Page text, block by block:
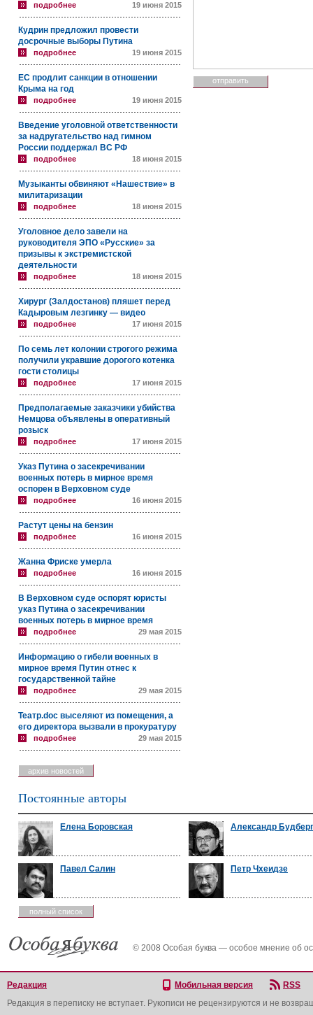
подробнее 19 июня 2015
Кудрин предложил провести
досрочные выборы Путина
подробнее 19 июня 2015
ЕС продлит санкции в отношении
Крыма на год
подробнее 19 июня 2015
Введение уголовной ответственности
за надругательство над гимном
России поддержал ВС РФ
подробнее 18 июня 2015
Музыканты обвиняют «Нашествие» в
милитаризации
подробнее 18 июня 2015
Уголовное дело завели на
руководителя ЭПО «Русские» за
призывы к экстремистской
деятельности
подробнее 18 июня 2015
Хирург (Залдостанов) пляшет перед
Кадыровым лезгинку — видео
подробнее 17 июня 2015
По семь лет колонии строгого режима
получили укравшие дорогого котенка
гости столицы
подробнее 17 июня 2015
Предполагаемые заказчики убийства
Немцова объявлены в оперативный
розыск
подробнее 17 июня 2015
Указ Путина о засекречивании
военных потерь в мирное время
оспорен в Верховном суде
подробнее 16 июня 2015
Растут цены на бензин
подробнее 16 июня 2015
Жанна Фриске умерла
подробнее 16 июня 2015
В Верховном суде оспорят юристы
указ Путина о засекречивании
военных потерь в мирное время
подробнее 29 мая 2015
Информацию о гибели военных в
мирное время Путин отнес к
государственной тайне
подробнее 29 мая 2015
Театр.doc выселяют из помещения, а
его директора вызвали в прокуратуру
подробнее 29 мая 2015
архив новостей
Постоянные авторы
Елена Боровская Александр Будберг
Павел Салин Петр Чхеидзе
полный список
© 2008 Особая буква — особое мнение об
Редакция Мобильная версия
RSS
Редакция в переписку не вступает. Рукописи не рецензируются и не